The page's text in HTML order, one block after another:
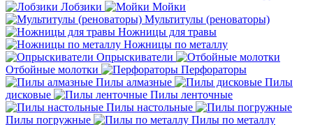
Лобзики
Мойки
Мультитулы (реноваторы)
Ножницы для травы
Ножницы по металлу
Опрыскиватели
Отбойные молотки
Перфораторы
Пилы алмазные
Пилы
дисковые
Пилы ленточные
Пилы настольные
Пилы погружные
Пилы по металлу